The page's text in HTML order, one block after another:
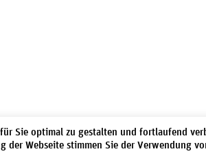
Sie optimal zu gestalten und fortlaufend
der Webseite stimmen Sie der Verwendung